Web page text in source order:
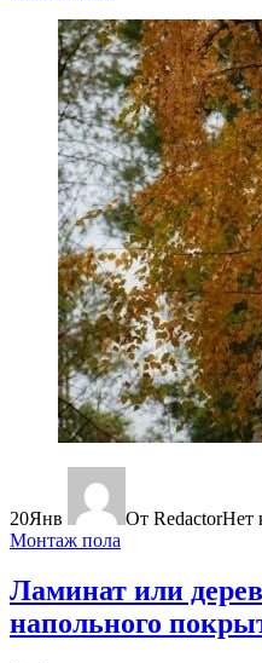
20Янв От RedactorНет
Монтаж пола
Ламинат или
напольного